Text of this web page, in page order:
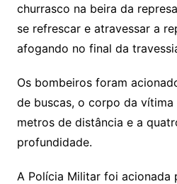
churrasco na beira da
se refrescar e atravessar a
afogando no final da
Os bombeiros foram
de buscas, o corpo da
metros de distância e a
profundidade.
A Polícia Militar foi acionada